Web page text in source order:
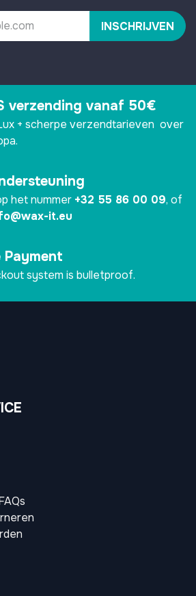
INSCHRIJVEN
verzending vanaf 50€
+ scherpe verzendtarieven over
het nummer +32 55 86 00 09, of
it.eu
Payment
system is bulletproof.